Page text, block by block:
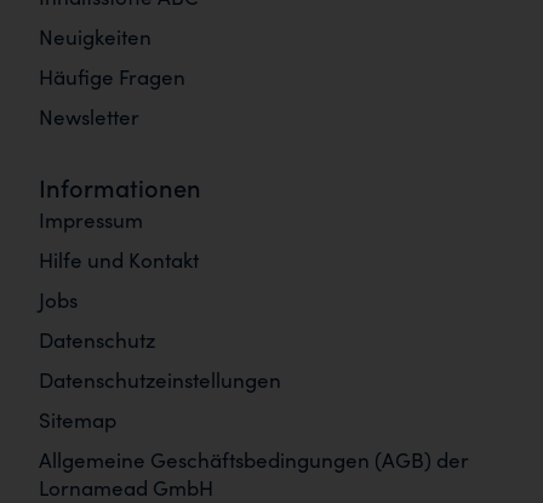
Neuigkeiten
Häufige Fragen
Newsletter
Informationen
Impressum
Hilfe und Kontakt
Jobs
Datenschutz
Datenschutzeinstellungen
Sitemap
Allgemeine Geschäftsbedingungen (AGB) der
Lornamead GmbH